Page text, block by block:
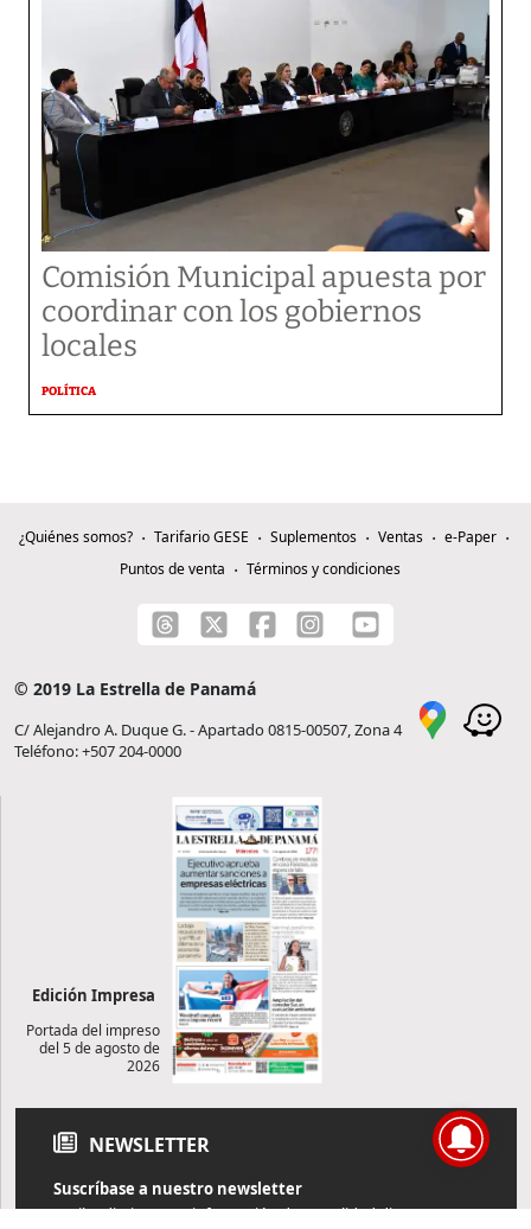
Comisión Municipal apuesta por
coordinar con los gobiernos
locales
POLÍTICA
¿Quiénes somos? Tarifario GESE Suplementos Ventas
e-Paper
Puntos de venta
Términos y condiciones
© 2019 La Estrella de Panamá
C/ Alejandro A. Duque G. - Apartado 0815-00507, Zona 4
Teléfono: +507 204-0000
Edición Impresa
Portada del impreso
del 5 de agosto de
2026
NEWSLETTER
Suscríbase a nuestro newsletter
Reciba diariamente información de actualidad directamente en